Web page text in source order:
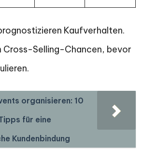
Kaufverhalten.
Cross-Selling-Chancen, bevor
organisieren: 10
für eine
Kundenbindung